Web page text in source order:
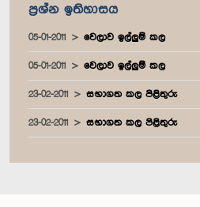
ප්‍රශ්න ඉතිහාසය
05-01-2011 වෙලාව ඉල්ලුම් කල
05-01-2011 වෙලාව ඉල්ලුම් කල
23-02-2011 සභාගත කල පිළිතුරු
23-02-2011 සභාගත කල පිළිතුරු